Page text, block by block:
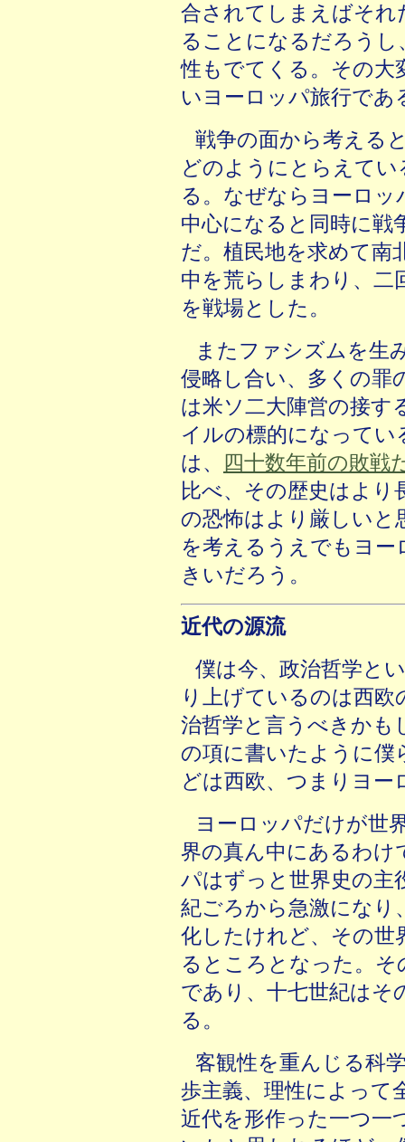
合されてしまえばそれ
ることになるだろうし
性もでてくる。その大
いヨーロッパ旅行であ
戦争の面から考える
どのようにとらえて
る。なぜならヨーロッ
中心になると同時に戦
だ。植民地を求めて南
中を荒らしまわり、二
を戦場とした。
またファシズムを生
侵略し合い、多くの罪
は米ソ二大陣営の接す
イルの標的になってい
は、
四十数年前の敗戦
比べ、その歴史はより
の恐怖はより厳しいと
を考えるうえでもヨ
きいだろう。
近代の源流
僕は今、政治哲学と
り上げているのは西
治哲学と言うべきかも
の項に書いたように僕
どは西欧、つまりヨー
ヨーロッパだけが世
界の真ん中にあるわ
パはずっと世界史の主
紀ごろから急激になり
化したけれど、その世
るところとなった。そ
であり、十七世紀はそ
る。
客観性を重んじる科
歩主義、理性によって
近代を形作った一つ一